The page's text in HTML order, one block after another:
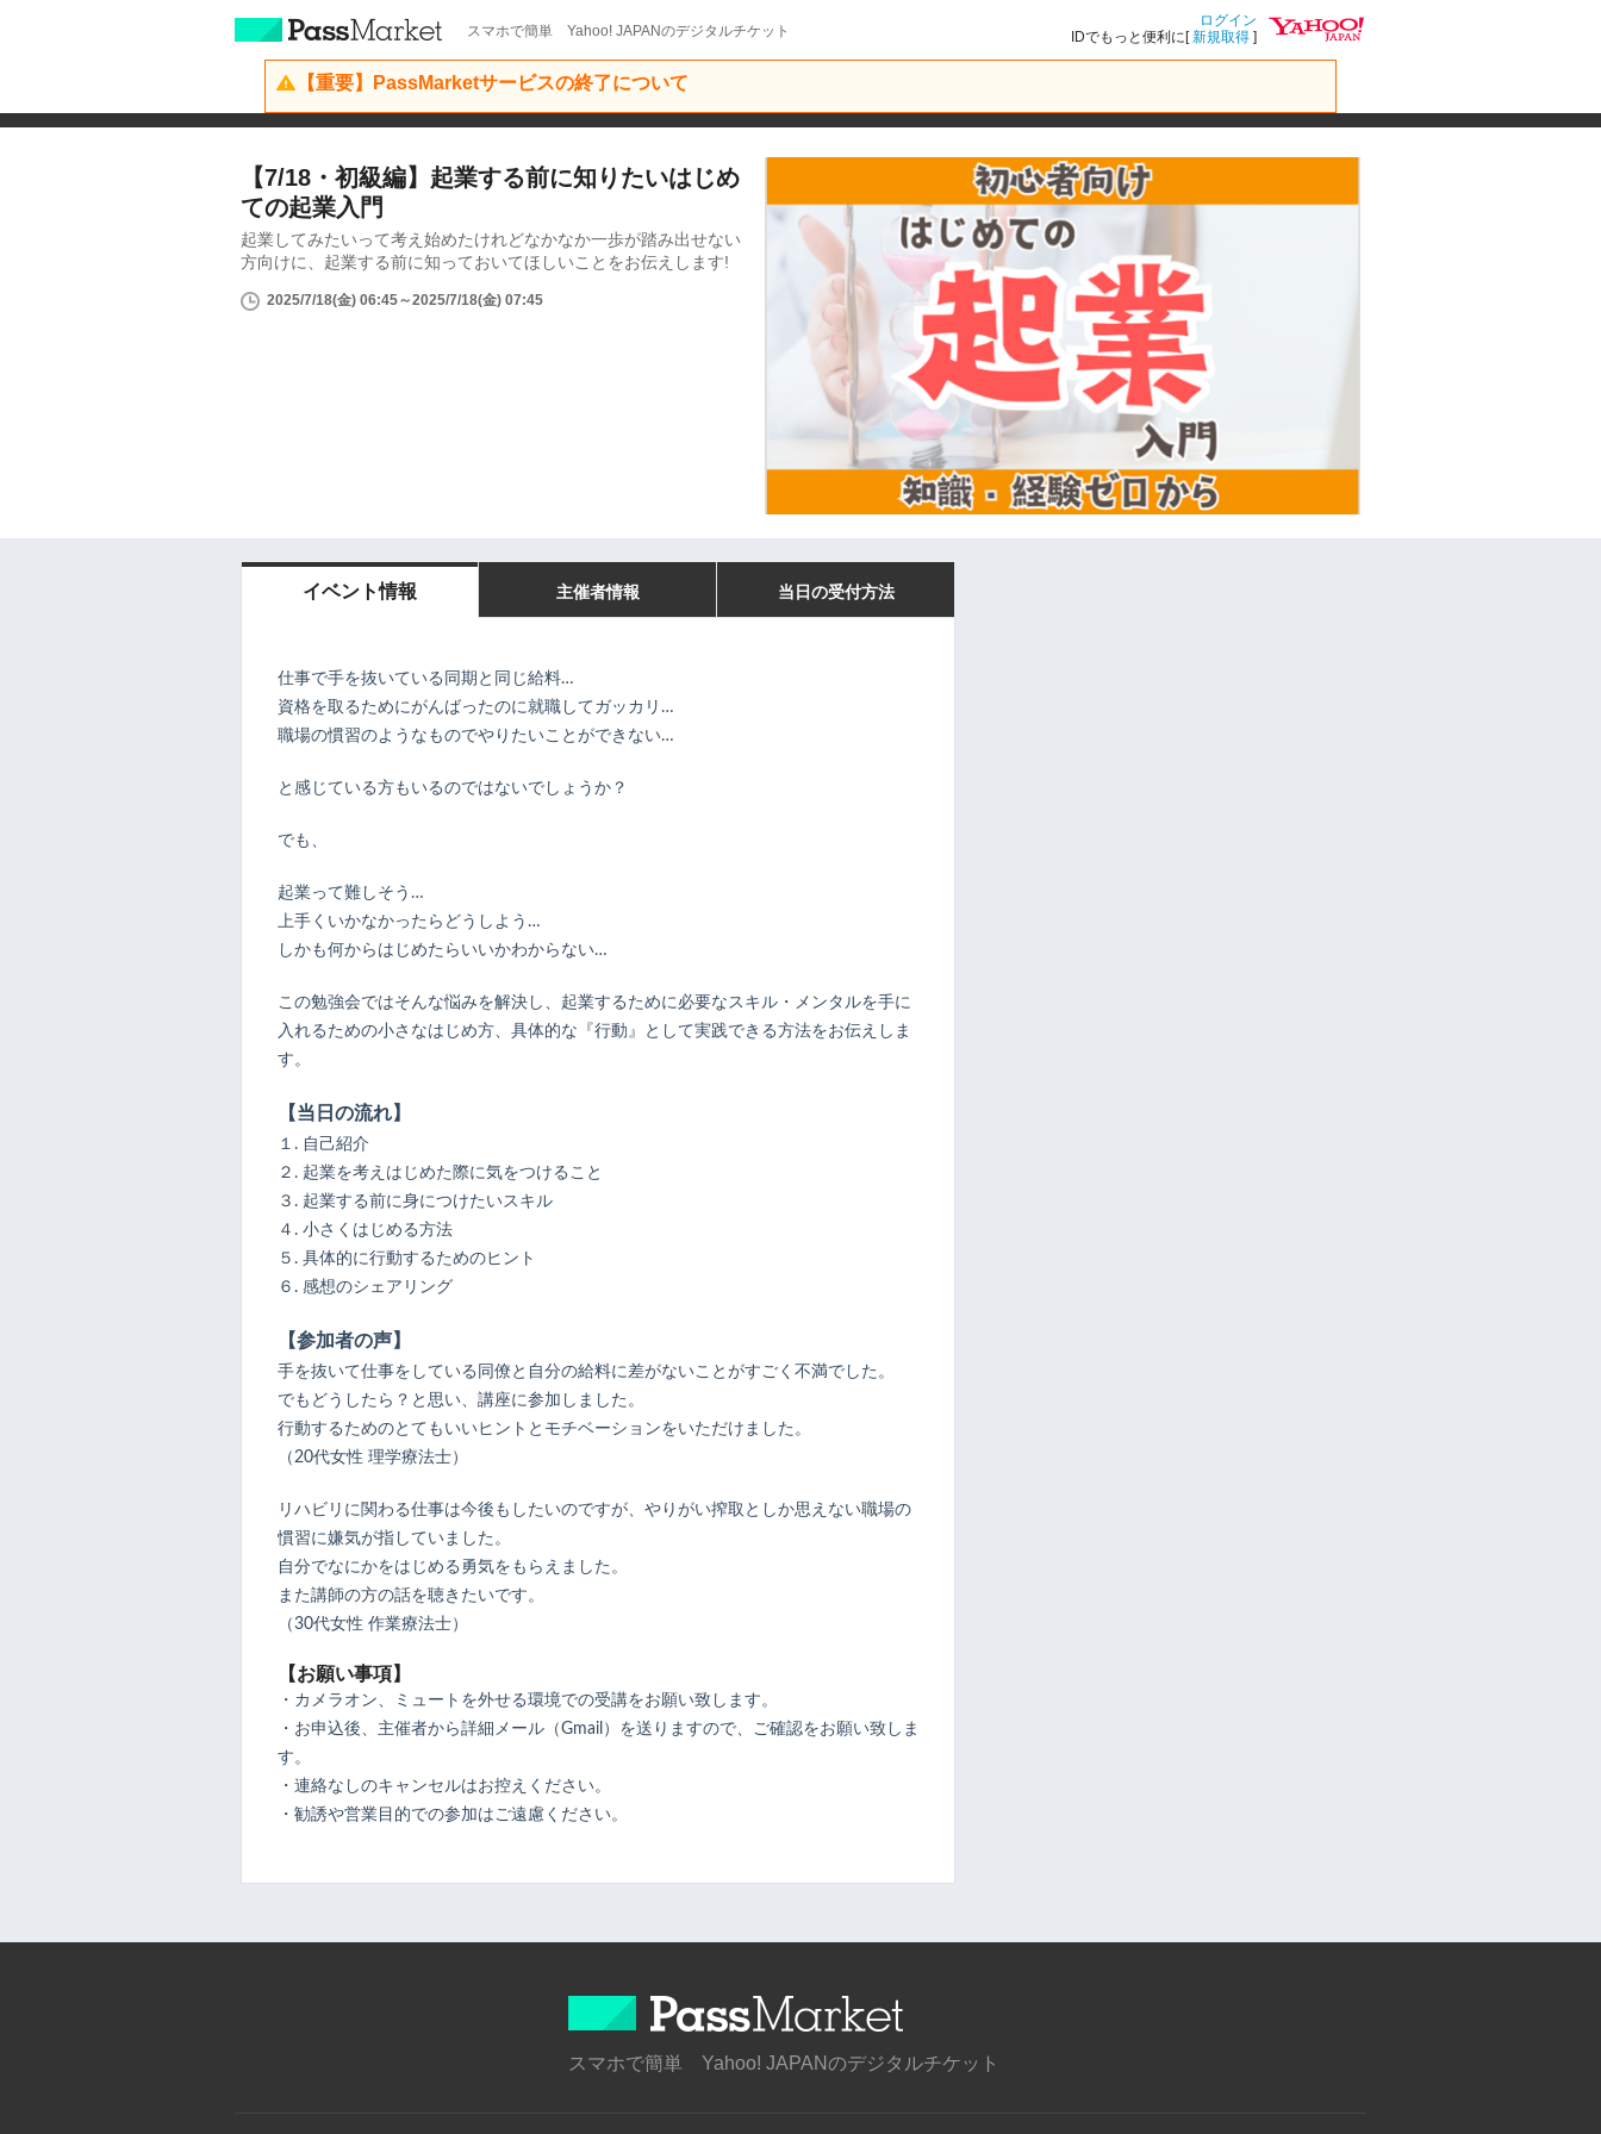
スマホで簡単 Yahoo! JAPANのデジタルチケット
ログイン
IDでもっと便利に[新規取得 ]
【重要】PassMarketサービスの終了について
【7/18・初級編】起業する前に知りたいはじめ
ての起業入門
起業してみたいって考え始めたけれどなかなか一歩が踏み出せない
方向けに、起業する前に知っておいてほしいことをお伝えします!
2025/7/18(金) 06:45～2025/7/18(金) 07:45
イベント情報 主催者情報 当日の受付方法
仕事で手を抜いている同期と同じ給料…
資格を取るためにがんばったのに就職してガッカリ…
職場の慣習のようなものでやりたいことができない…
と感じている方もいるのではないでしょうか？
でも、
起業って難しそう…
上手くいかなかったらどうしよう…
しかも何からはじめたらいいかわからない…
この勉強会ではそんな悩みを解決し、起業するために必要なスキル・メンタルを手に
入れるための小さなはじめ方、具体的な『行動』として実践できる方法をお伝えしま
す。
【当日の流れ】
１. 自己紹介
２. 起業を考えはじめた際に気をつけること
３. 起業する前に身につけたいスキル
４. 小さくはじめる方法
５. 具体的に行動するためのヒント
６. 感想のシェアリング
【参加者の声】
手を抜いて仕事をしている同僚と自分の給料に差がないことがすごく不満でした。
でもどうしたら？と思い、講座に参加しました。
行動するためのとてもいいヒントとモチベーションをいただけました。
（20代女性 理学療法士）
リハビリに関わる仕事は今後もしたいのですが、やりがい搾取としか思えない職場の
慣習に嫌気が指していました。
自分でなにかをはじめる勇気をもらえました。
また講師の方の話を聴きたいです。
（30代女性 作業療法士）
【お願い事項】
・カメラオン、ミュートを外せる環境での受講をお願い致します。
・お申込後、主催者から詳細メール（Gmail）を送りますので、ご確認をお願い致しま
す。
・連絡なしのキャンセルはお控えください。
・勧誘や営業目的での参加はご遠慮ください。
スマホで簡単 Yahoo! JAPANのデジタルチケット